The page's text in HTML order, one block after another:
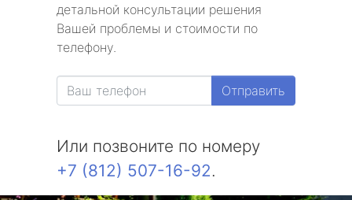
детальной консультации решения
Вашей проблемы и стоимости по
телефону.
Отправить
Или позвоните по номеру
+7 (812) 507-16-92.